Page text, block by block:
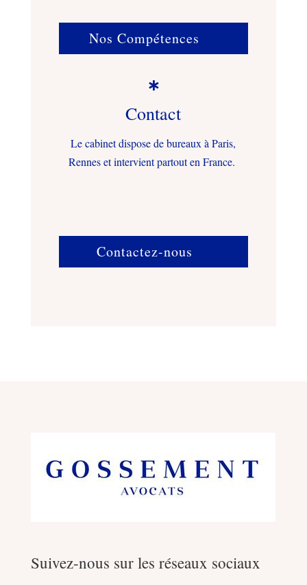
Nos Compétences

Contact
Le cabinet dispose de bureaux à Paris,
Rennes et intervient partout en France.
Contactez-nous
Suivez-nous sur les réseaux sociaux